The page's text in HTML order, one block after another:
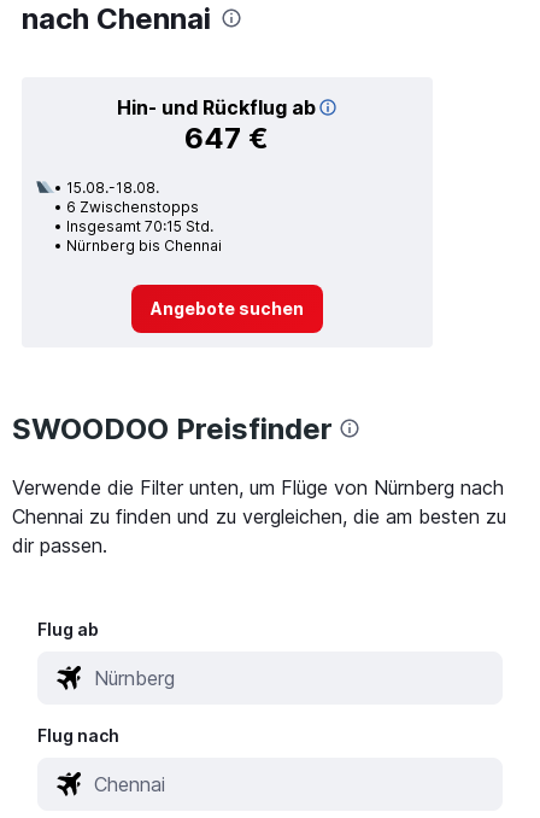
nach Chennai
Hin- und Rückflug ab
647 €
15.08.-18.08.
6 Zwischenstopps
Insgesamt 70:15 Std.
Nürnberg bis Chennai
Angebote suchen
SWOODOO Preisfinder
Verwende die Filter unten, um Flüge von Nürnberg nach
Chennai zu finden und zu vergleichen, die am besten zu
dir passen.
Flug ab
Flug nach